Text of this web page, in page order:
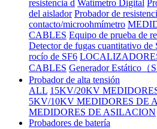
resistencia d Watímetro Digital
del aislador Probador de
contacto/microohmímetro
CABLES Equipo de prueba de
Detector de fugas cuantitativo de
rocío de SF6
CABLES Generador Estático（
Probador de alta tensión
ALL 15KV/20KV
5KV/10KV MEDIDORES DE
MEDIDORES DE ASILACION
Probadores de batería